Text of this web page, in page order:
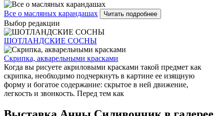
Все о масляных карандашах Читать подробнее
Выбор редакции
ШОТЛАНДСКИЕ СОСНЫ
Скрипка, акварельными красками
Когда вы рисуете акриловыми красками такой предмет как
скрипка, необходимо подчеркнуть в картине ее изящную
форму и богатое содержание: скрытое в ней движение,
легкость и звонкость. Перед тем как